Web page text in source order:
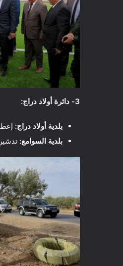
3- دائرة أولاد دراج:
بلدية أولاد دراج:
بلدية السوامع: